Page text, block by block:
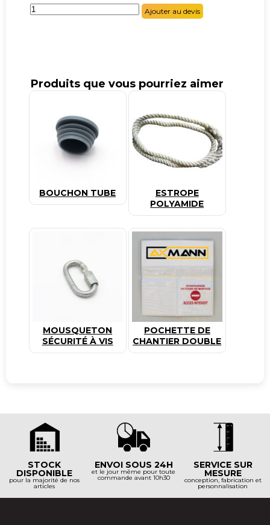
quantité
de
Ajouter au devis
Produits que vous pourriez aimer
BOUCHON TUBE
ESTROPE
POLYAMIDE
MOUSQUETON
SÉCURITÉ À VIS
POCHETTE DE
CHANTIER DOUBLE
STOCK
DISPONIBLE
pour la majorité de nos
articles
ENVOI SOUS 24H
et le jour même pour toute
commande avant 10h30
SERVICE SUR
MESURE
conception, fabrication et
personnalisation